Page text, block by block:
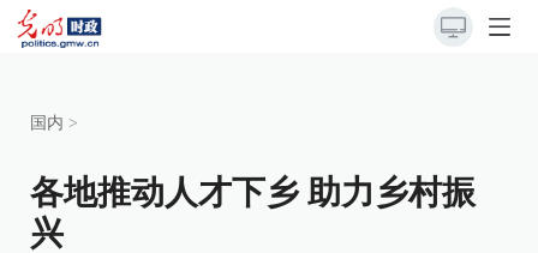
国内 >
各地推动人才下乡 助力乡村振
兴